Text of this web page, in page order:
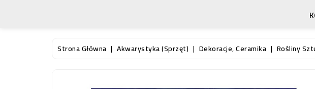
Strona Główna Akwarystyka (sprzęt) Dekoracje, Ceramika Rośliny